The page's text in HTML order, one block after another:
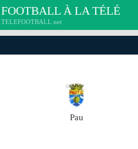
FOOTBALL À LA TÉLÉ
TELEFOOTBALL.net
Pau